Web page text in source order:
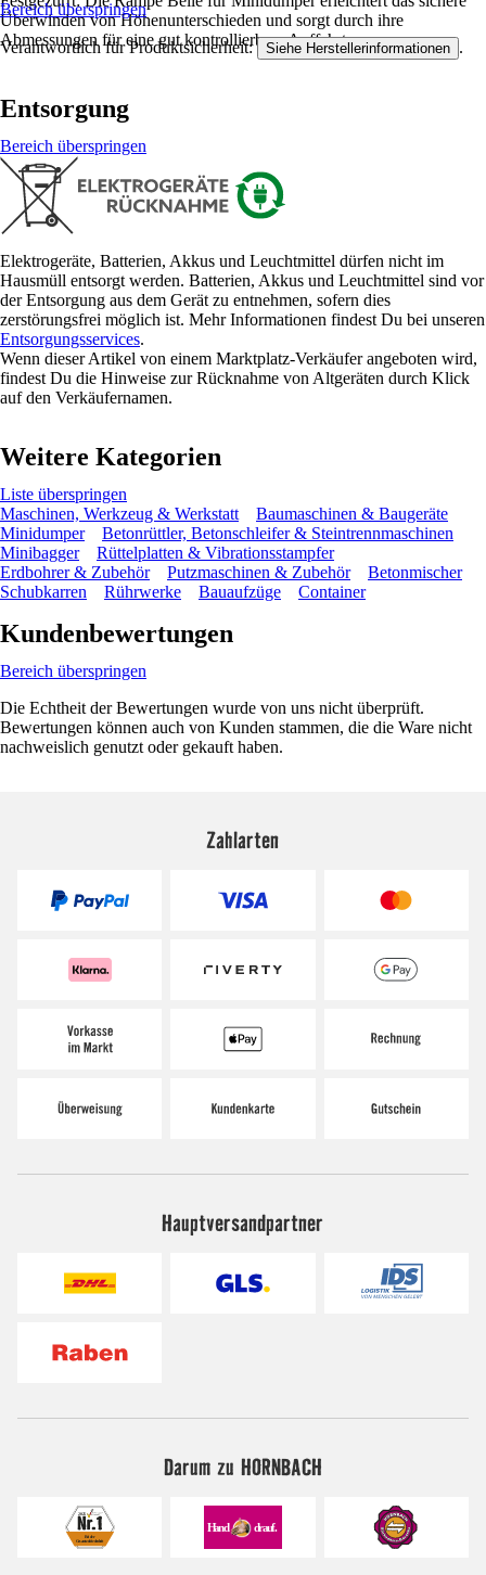
Überwinden von Höhenunterschieden und sorgt durch ihre
Abmessungen für eine gut kontrollierbare Auffahrt.
Bereich überspringen
Verantwortlich für Produktsicherheit: Siehe Herstellerinformationen .
Entsorgung
Bereich überspringen
Elektrogeräte, Batterien, Akkus und Leuchtmittel dürfen nicht im
Hausmüll entsorgt werden. Batterien, Akkus und Leuchtmittel sind vor
der Entsorgung aus dem Gerät zu entnehmen, sofern dies
zerstörungsfrei möglich ist. Mehr Informationen findest Du bei unseren
Entsorgungsservices.
Wenn dieser Artikel von einem Marktplatz-Verkäufer angeboten wird,
findest Du die Hinweise zur Rücknahme von Altgeräten durch Klick
auf den Verkäufernamen.
Weitere Kategorien
Liste überspringen
Maschinen, Werkzeug & Werkstatt
Baumaschinen & Baugeräte
Minidumper
Betonrüttler, Betonschleifer & Steintrennmaschinen
Minibagger
Rüttelplatten & Vibrationsstampfer
Erdbohrer & Zubehör
Putzmaschinen & Zubehör
Betonmischer
Schubkarren
Rührwerke Bauaufzüge Container
Kundenbewertungen
Bereich überspringen
Die Echtheit der Bewertungen wurde von uns nicht überprüft.
Bewertungen können auch von Kunden stammen, die die Ware nicht
nachweislich genutzt oder gekauft haben.
Zahlarten
Hauptversandpartner
Darum zu HORNBACH